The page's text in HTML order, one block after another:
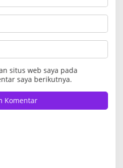
situs web saya pada
saya berikutnya.